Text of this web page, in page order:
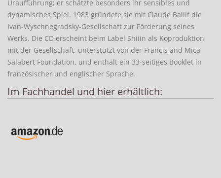
Uraufführung; er schätzte besonders ihr sensibles und
dynamisches Spiel. 1983 gründete sie mit Claude Ballif die
Ivan-Wyschnegradsky-Gesellschaft zur Förderung seines
Werks. Die CD erscheint beim Label Shiiin als Koproduktion
mit der Gesellschaft, unterstützt von der Francis and Mica
Salabert Foundation, und enthält ein 33-seitiges Booklet in
französischer und englischer Sprache.
Im Fachhandel und hier erhältlich: